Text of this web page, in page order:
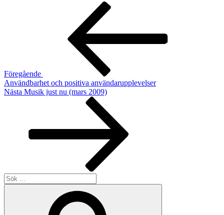
Inläggsnavigering
Föregående
Användbarhet och positiva användarupplevelser
Nästa
Nästa Musik just nu (mars 2009)
Sök
efter: